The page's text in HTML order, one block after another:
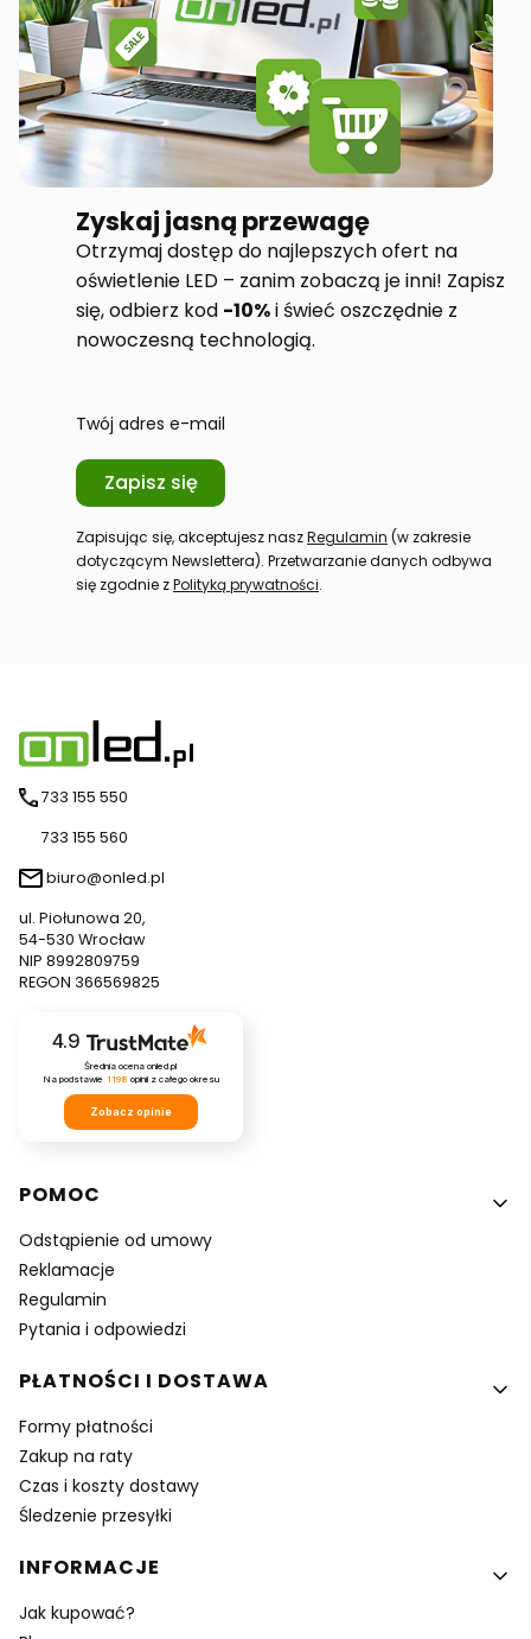
Zyskaj jasną przewagę
Otrzymaj dostęp do najlepszych ofert na
oświetlenie LED – zanim zobaczą je inni! Zapisz
się, odbierz kod -10%i świeć oszczędnie z
nowoczesną technologią.
Twój adres e-mail
Zapisz się
Zapisując się, akceptujesz naszRegulamin (w zakresie
dotyczącym Newslettera). Przetwarzanie danych odbywa
się zgodnie zPolityką prywatności.
733 155 550
733 155 560
biuro@onled.pl
ul. Piołunowa 20,
54-530 Wrocław
NIP 8992809759
REGON 366569825
4.9
Średnia ocena onled.pl
Na podstawie 1198 opinii z całego okresu
Zobacz opinie
Linki w stopce
POMOC
Odstąpienie od umowy
Reklamacje
Regulamin
Pytania i odpowiedzi
PŁATNOŚCI I DOSTAWA
Formy płatności
Zakup na raty
Czas i koszty dostawy
Śledzenie przesyłki
INFORMACJE
Jak kupować?